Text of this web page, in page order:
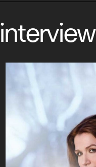
interview